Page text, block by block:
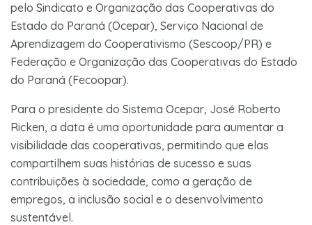
pelo Sindicato e Organização das Cooperativas do
Estado do Paraná (Ocepar), Serviço Nacional de
Aprendizagem do Cooperativismo (Sescoop/PR) e
Federação e Organização das Cooperativas do Estado
do Paraná (Fecoopar).
Para o presidente do Sistema Ocepar, José Roberto
Ricken, a data é uma oportunidade para aumentar a
visibilidade das cooperativas, permitindo que elas
compartilhem suas histórias de sucesso e suas
contribuições à sociedade, como a geração de
empregos, a inclusão social e o desenvolvimento
sustentável.